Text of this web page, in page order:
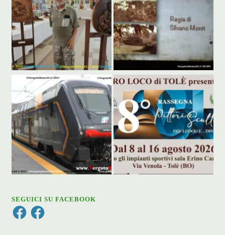
SEGUICI SU FACEBOOK
FacebookFacebook